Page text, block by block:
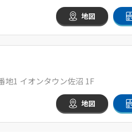
地図
地1 イオンタウン佐沼 1F
地図